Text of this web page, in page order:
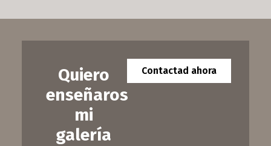
Quiero
enseñaros
mi
galería
Contactad ahora